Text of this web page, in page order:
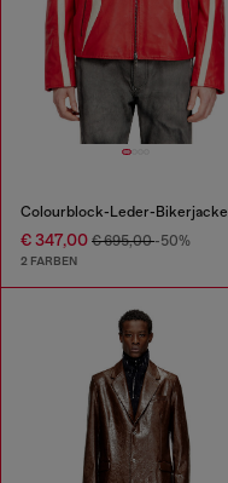
Colourblock-Leder-Bikerjacke
€ 347,00 € 695,00-50%
2 FARBEN